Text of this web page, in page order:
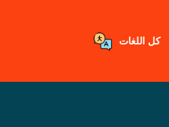
كل اللغات